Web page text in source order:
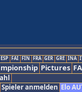
ESP FAI FIN FRA GER GRE INA
Pictures
Spieler anmelden Elo